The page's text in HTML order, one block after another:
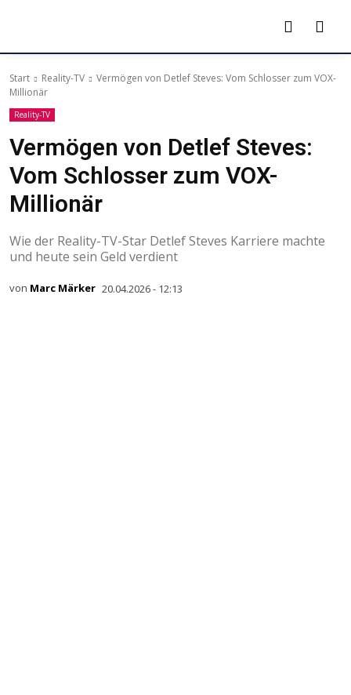
Start Reality-TV
Vermögen von Detlef Steves: Vom Schlosser zum VOX-
Millionär
Reality-TV
Vermögen von Detlef Steves:
Vom Schlosser zum VOX-
Millionär
Wie der Reality-TV-Star Detlef Steves Karriere machte
und heute sein Geld verdient
von Marc Märker 20.04.2026 - 12:13